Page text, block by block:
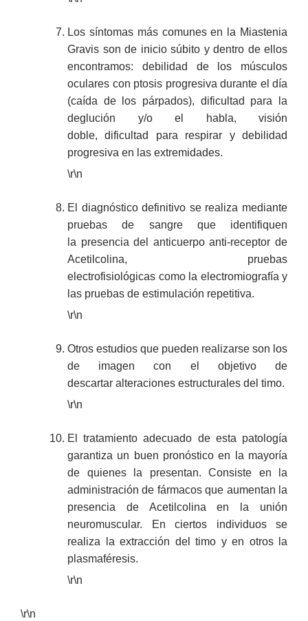
Los síntomas más comunes en la Miastenia
Gravis son de inicio súbito y dentro de ellos
encontramos: debilidad de los músculos
oculares con ptosis progresiva durante el día
(caída de los párpados), dificultad para la
deglución y/o el habla, visión
doble, dificultad para respirar y debilidad
progresiva en las extremidades.
\r\n
El diagnóstico definitivo se realiza mediante
pruebas de sangre que identifiquen
la presencia del anticuerpo anti-receptor de
Acetilcolina, pruebas
electrofisiológicas como la electromiografía y
las pruebas de estimulación repetitiva.
\r\n
Otros estudios que pueden realizarse son los
de imagen con el objetivo de
descartar alteraciones estructurales del timo.
\r\n
El tratamiento adecuado de esta patología
garantiza un buen pronóstico en la mayoría
de quienes la presentan. Consiste en la
administración de fármacos que aumentan la
presencia de Acetilcolina en la unión
neuromuscular. En ciertos individuos se
realiza la extracción del timo y en otros la
plasmaféresis.
\r\n
\r\n